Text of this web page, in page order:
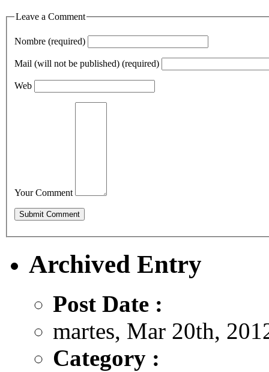
Leave a Comment
Nombre (required)
Mail (will not be published) (required)
Web
Your Comment
Archived Entry
Post Date :
martes, Mar 20th,
Category :